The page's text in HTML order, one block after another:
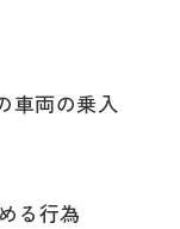
車両の乗入
る行為